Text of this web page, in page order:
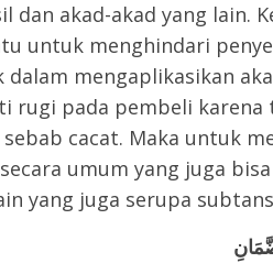
dan akad-akad yang lain.
untuk menghindari
dalam mengaplikasikan
rugi pada pembeli karena
cacat. Maka untuk
umum yang juga
yang juga serupa